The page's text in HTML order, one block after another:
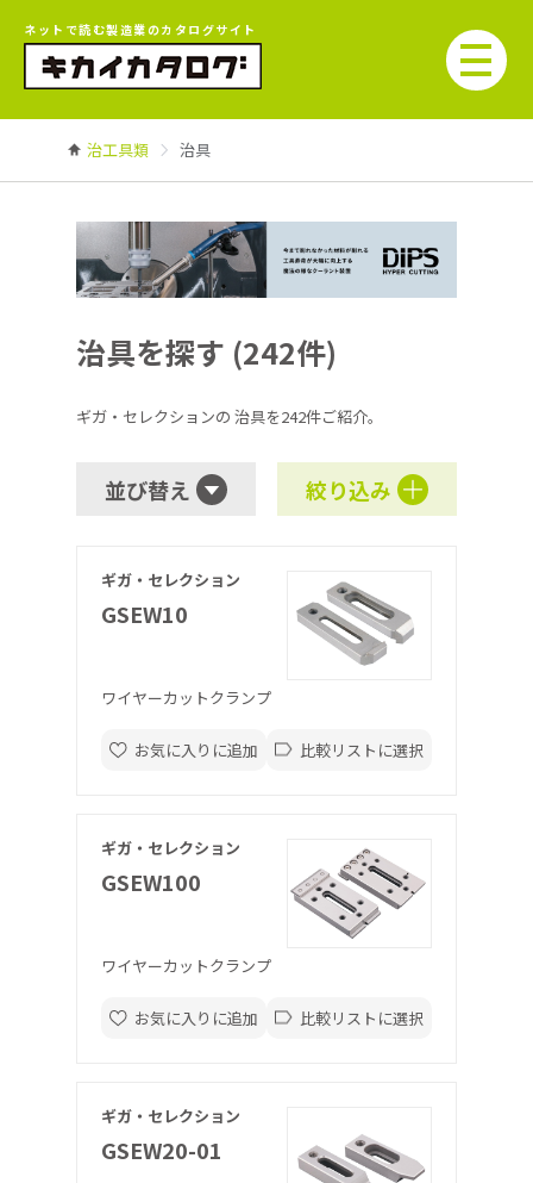
ネットで読む製造業のカタログサイト
治工具類 治具
治具を探す (242件)
ギガ・セレクションの 治具を242件ご紹介。
並び替え 絞り込み
ギガ・セレクション
GSEW10
ワイヤーカットクランプ
お気に入りに追加 比較リストに選択
ギガ・セレクション
GSEW100
ワイヤーカットクランプ
お気に入りに追加 比較リストに選択
ギガ・セレクション
GSEW20-01